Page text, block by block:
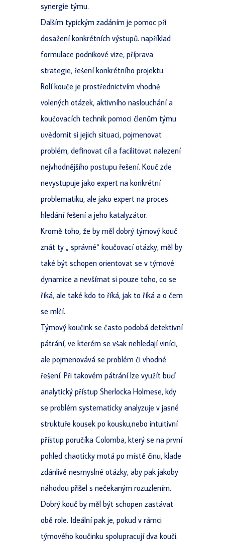
synergie týmu.
Dalším typickým zadáním je pomoc při
dosažení konkrétních výstupů. například
formulace podnikové vize, příprava
strategie, řešení konkrétního projektu.
Rolí kouče je prostřednictvím vhodně
volených otázek, aktivního naslouchání a
koučovacích technik pomoci členům týmu
uvědomit si jejich situaci, pojmenovat
problém, definovat cíl a facilitovat nalezení
nejvhodnějšího postupu řešení. Kouč zde
nevystupuje jako expert na konkrétní
problematiku, ale jako expert na proces
hledání řešení a jeho katalyzátor.
Kromě toho, že by měl dobrý týmový kouč
znát ty „ správné“ koučovací otázky, měl by
také být schopen orientovat se v týmové
dynamice a nevšímat si pouze toho, co se
říká, ale také kdo to říká, jak to říká a o čem
se mlčí.
Týmový koučink se často podobá detektivní
pátrání, ve kterém se však nehledají viníci,
ale pojmenovává se problém či vhodné
řešení. Při takovém pátrání lze využít buď
analytický přístup Sherlocka Holmese, kdy
se problém systematicky analyzuje v jasné
struktuře kousek po kousku,nebo intuitivní
přístup poručíka Colomba, který se na první
pohled chaoticky motá po místě činu, klade
zdánlivě nesmyslné otázky, aby pak jakoby
náhodou přišel s nečekaným rozuzlením.
Dobrý kouč by měl být schopen zastávat
obě role. Ideální pak je, pokud v rámci
týmového koučinku spolupracují dva kouči.